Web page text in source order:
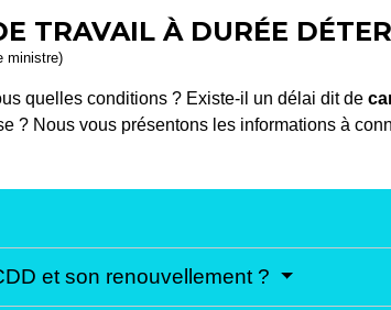
TRAVAIL À DURÉE
ministre)
quelles conditions ? Existe-il un délai dit de
? Nous vous présentons les informations à
et son renouvellement ?